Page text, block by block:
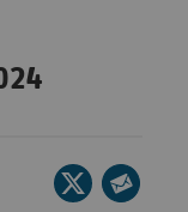
Seite
auf